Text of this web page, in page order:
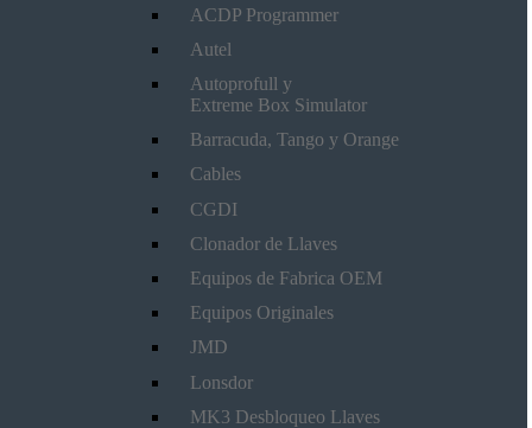
ACDP Programmer
Autel
Autoprofull y
Extreme Box Simulator
Barracuda, Tango y Orange
Cables
CGDI
Clonador de Llaves
Equipos de Fabrica OEM
Equipos Originales
JMD
Lonsdor
MK3 Desbloqueo Llaves